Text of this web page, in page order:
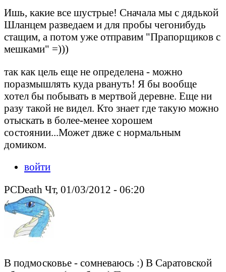
Ишь, какие все шустрые! Сначала мы с дядькой
Шланцем разведаем и для пробы чегонибудь
стащим, а потом уже отправим "Прапорщиков с
мешками" =)))
так как цель еще не определена - можно
поразмышлять куда рвануть! Я бы вообще
хотел бы побывать в мертвой деревне. Еще ни
разу такой не видел. Кто знает где такую можно
отыскать в более-менее хорошем
состоянии...Может двже с нормальным
домиком.
войти
PCDeath Чт, 01/03/2012 - 06:20
В подмосковье - сомневаюсь :) В Саратовской